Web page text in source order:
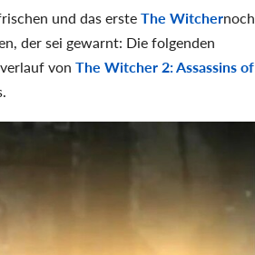
und das ersteThe Witchernoch
der sei gewarnt: Die folgenden
von The Witcher 2: Assassins of